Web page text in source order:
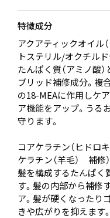
特徴成分
アクアティックオイル
トステリル/オクチル
たんぱく質（アミノ酸
ブリッド補修成分。複
の18-MEAに作用しケ
ア機能をアップ。うる
守ります。
コアケラチン（ヒドロ
ケラチン（羊毛） 補修）
髪を構成するたんぱく
す。髪の内部から補修
ア。髪が硬くなったり
きや広がりを抑えます。